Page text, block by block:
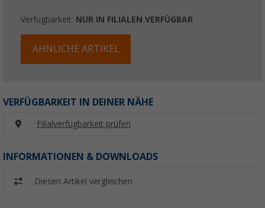
Verfügbarkeit: NUR IN FILIALEN VERFÜGBAR
ÄHNLICHE ARTIKEL
VERFÜGBARKEIT IN DEINER NÄHE
Filialverfügbarkeit prüfen
INFORMATIONEN & DOWNLOADS
Diesen Artikel vergleichen